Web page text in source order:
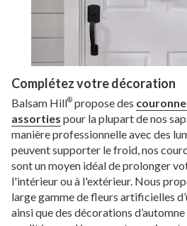
Complétez votre décoration
Balsam Hill® propose des
assorties pour la plupart de nos
manière professionnelle avec des
peuvent supporter le froid, nos
sont un moyen idéal de prolonger
l'intérieur ou à l'extérieur. Nous
large gamme de fleurs artificielles
ainsi que des décorations